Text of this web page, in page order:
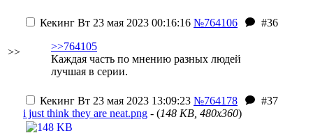
>>
Кекинг Вт 23 мая 2023 00:16:16 №764106
#36
>>764105
Каждая часть по мнению разных людей
лучшая в серии.
Кекинг Вт 23 мая 2023 13:09:23 №764178
#37
i just think they are neat.png - (148 KB, 480x360)